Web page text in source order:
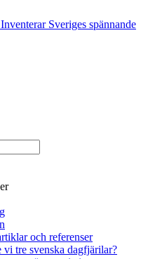
och referenser
tre svenska dagfjärilar?